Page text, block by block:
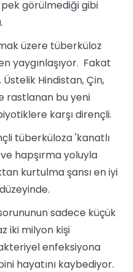
pek görülmediği gibi
üzere tüberküloz
yaygınlaşıyor. Fakat
Üstelik Hindistan, Çin,
rastlanan bu yeni
karşı dirençli.
tüberküloza 'kanatlı
hapşırma yoluyla
kurtulma şansı en iyi
sadece küçük
iki milyon kişi
enfeksiyona
hayatını kaybediyor.